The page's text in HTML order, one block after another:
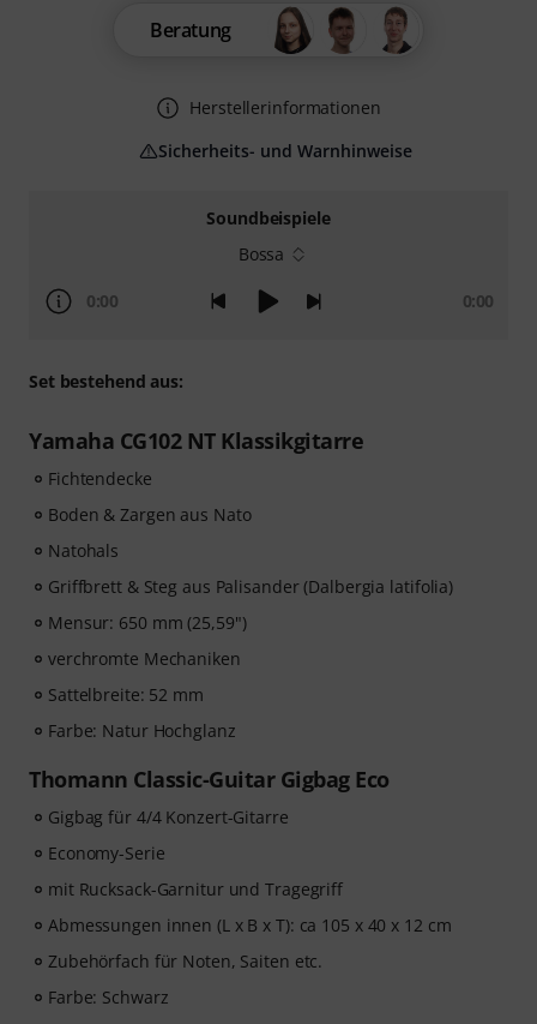
Soundbeispiele
Bossa
0:00 0:00
Set bestehend aus:
Yamaha CG102 NT Klassikgitarre
Fichtendecke
Boden & Zargen aus Nato
Natohals
Griffbrett & Steg aus Palisander (Dalbergia latifolia)
Mensur: 650 mm (25,59")
verchromte Mechaniken
Sattelbreite: 52 mm
Farbe: Natur Hochglanz
Thomann Classic-Guitar Gigbag Eco
Gigbag für 4/4 Konzert-Gitarre
Economy-Serie
mit Rucksack-Garnitur und Tragegriff
Abmessungen innen (L x B x T): ca 105 x 40 x 12 cm
Zubehörfach für Noten, Saiten etc.
Farbe: Schwarz
Beratung
Herstellerinformationen
Sicherheits- und Warnhinweise